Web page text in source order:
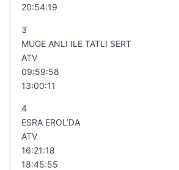
20:54:19
3
MUGE ANLI ILE TATLI SERT
ATV
09:59:58
13:00:11
4
ESRA EROL’DA
ATV
16:21:18
18:45:55